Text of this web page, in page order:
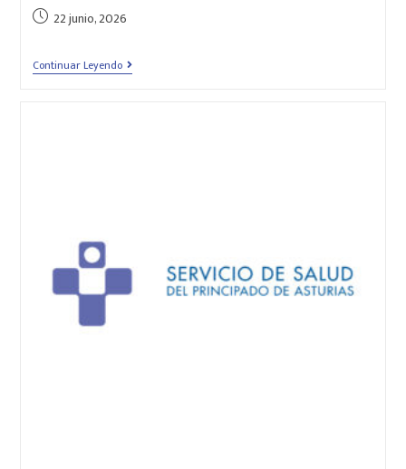
22 junio, 2026
Continuar Leyendo